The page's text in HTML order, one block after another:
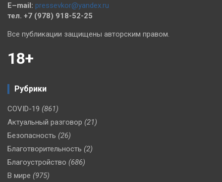
E–mail: pressevkor@yandex.ru
тел. +7 (978) 918-52-25
Все публикации защищены авторским правом.
18+
Рубрики
COVID-19 (861)
Актуальный разговор (21)
Безопасность (26)
Благотворительность (2)
Благоустройство (686)
В мире (975)